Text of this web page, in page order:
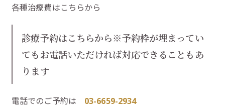
各種治療費はこちらから
診療予約はこちらから※予約枠が埋まってい
てもお電話いただければ対応できることもあ
ります
電話でのご予約は 03-6659-2934